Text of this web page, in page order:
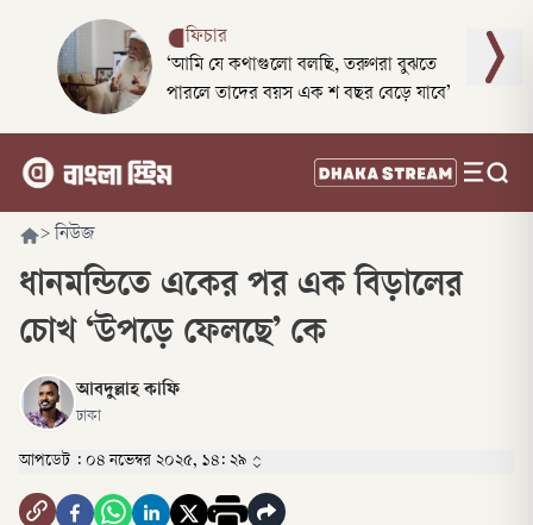
ফিচার
‘আমি যে কথাগুলো বলছি, তরুণরা বুঝতে
পারলে তাদের বয়স এক শ বছর বেড়ে যাবে’
> নিউজ
ধানমন্ডিতে একের পর এক বিড়ালের
চোখ ‘উপড়ে ফেলছে’ কে
আবদুল্লাহ কাফি
ঢাকা
আপডেট : ০৪ নভেম্বর ২০২৫, ১৪: ২৯